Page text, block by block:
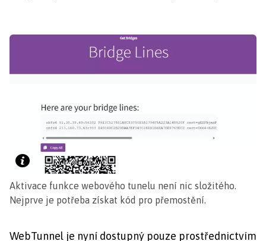
Aktivace funkce webového tunelu není nic složitého.
Nejprve je potřeba získat kód pro přemostění.
WebTunnel je nyní dostupný pouze prostřednictvím